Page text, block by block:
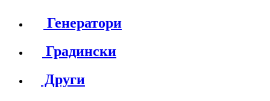
Генератори
Градински
Други